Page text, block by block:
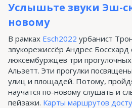
Услышьте звуки Эш-
новому
В рамках Esch2022 урбанист
звукорежиссёр Андрес Боссхард
люксембуржцев три
Альзетт. Эти прогулки
улиц и площадей. Потому,
научатся по-новому слушать и
пейзажи. Карты маршрутов